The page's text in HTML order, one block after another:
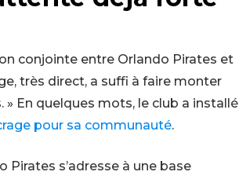
conjointe entre Orlando Pirates et
très direct, a suffi à faire monter
» En quelques mots, le club a installé
pour sa communauté.
Pirates s’adresse à une base